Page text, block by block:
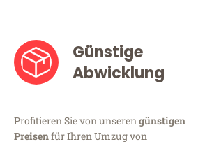
Günstige
Abwicklung
Profitieren Sie von unserengünstigen
Preisenfür Ihren Umzug von